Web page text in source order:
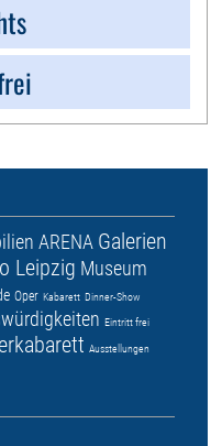
ARENA Galerien
Leipzig Museum
Oper Kabarett Dinner-Show
Eintritt frei
Ausstellungen